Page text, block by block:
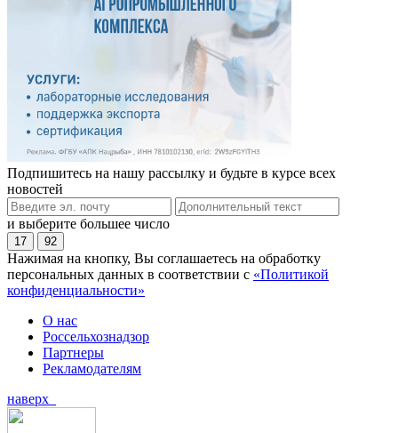
Подпишитесь на нашу рассылку и будьте в курсе всех
новостей
и выберите большее число
17 92
Нажимая на кнопку, Вы соглашаетесь на обработку
персональных данных в соответствии с «Политикой
конфиденциальности»
О нас
Россельхознадзор
Партнеры
Рекламодателям
наверх